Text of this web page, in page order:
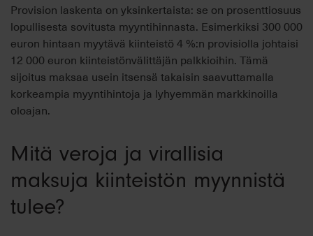
Provision laskenta on yksinkertaista: se on prosenttiosuus
lopullisesta sovitusta myyntihinnasta. Esimerkiksi 300 000
euron hintaan myytävä kiinteistö 4 %:n provisiolla johtaisi
12 000 euron kiinteistönvälittäjän palkkioihin. Tämä
sijoitus maksaa usein itsensä takaisin saavuttamalla
korkeampia myyntihintoja ja lyhyemmän markkinoilla
oloajan.
Mitä veroja ja virallisia
maksuja kiinteistön myynnistä
tulee?